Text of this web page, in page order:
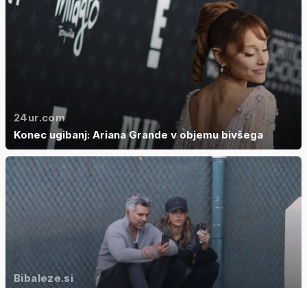
24ur.com
Konec ugibanj: Ariana Grande v objemu bivšega
Bibaleze.si